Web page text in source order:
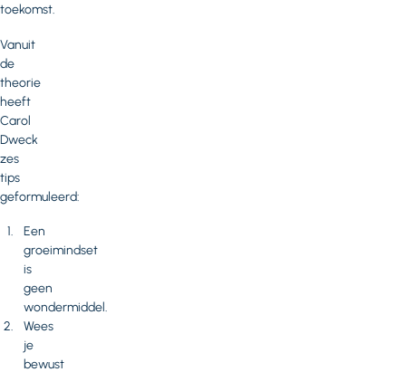
toekomst.
Vanuit
de
theorie
heeft
Carol
Dweck
zes
tips
geformuleerd:
Een
groeimindset
is
geen
wondermiddel.
Wees
je
bewust